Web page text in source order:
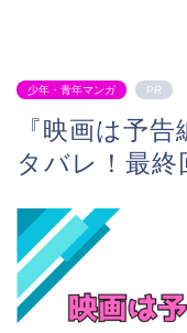
少年・青年マンガ PR
『映画は予
タバレ！最終